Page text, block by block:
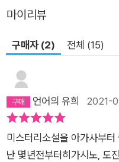
마이리뷰
구매자 (2) 전체 (15)
언어의 유희 2021-
미스터리소설을 아가사부터
난 몇년전부터히가시노, 도